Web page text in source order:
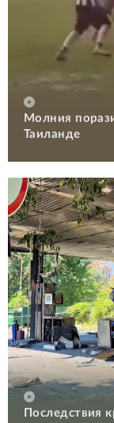
Молния
Таиланде
Последствия